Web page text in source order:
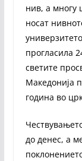
нив, а многу
носат
прогласила
светите
Македонија
година во
до денес, а